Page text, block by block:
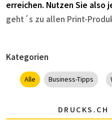
erreichen. Nutzen Sie also
geht´s zu allen Print-
Kategorien
Alle Business-Tipps